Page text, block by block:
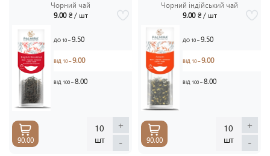
Чорний чай
9.00 ₴ / шт
ДО 10 –9.50
ВІД 10 –9.00
ВІД 100 –8.00
10
шт
+
-
90.00
Чорний індійський чай
9.00 ₴ / шт
ДО 10 –9.50
ВІД 10 –9.00
ВІД 100 –8.00
10
шт
+
-
90.00